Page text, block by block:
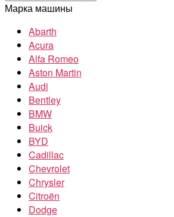
Марка машины
Abarth
Acura
Alfa Romeo
Aston Martin
Audi
Bentley
BMW
Buick
BYD
Cadillac
Chevrolet
Chrysler
Citroën
Dodge